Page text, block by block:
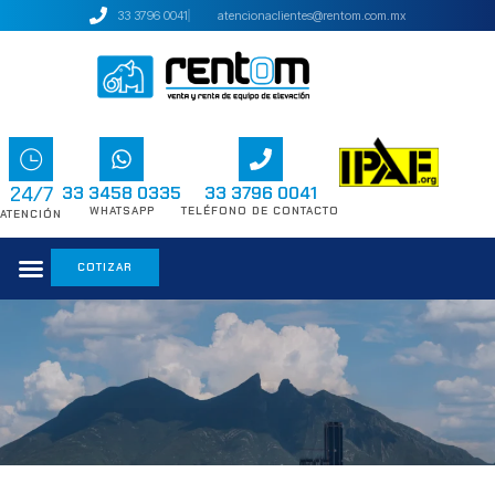
33 3796 0041 atencionaclientes@rentom.com.mx
24/7
ATENCIÓN
33 3458 0335
WHATSAPP
33 3796 0041
TELÉFONO DE CONTACTO
COTIZAR